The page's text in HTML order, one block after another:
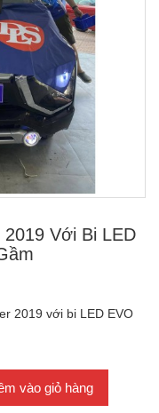
Với Bi LED
2019 với bi LED EVO
vào giỏ hàng